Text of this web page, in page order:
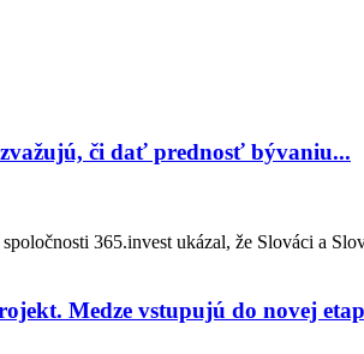
zvažujú, či dať prednosť bývaniu...
365.invest ukázal, že Slováci a
Medze vstupujú do novej